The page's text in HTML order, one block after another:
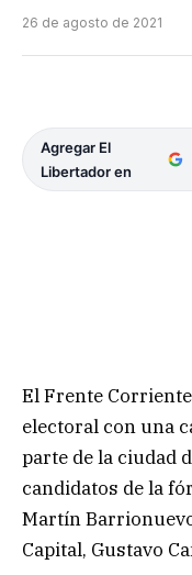
26 de agosto de 2021
Agregar El
Libertador en
El Frente
electoral con una
parte de la ciudad
candidatos de la
Martín
Capital, Gustavo